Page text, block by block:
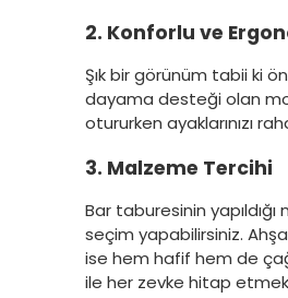
2. Konforlu ve
Şık bir görünüm tabii ki
dayama desteği olan
otururken ayaklarınızı
3. Malzeme Tercihi
Bar taburesinin
seçim yapabilirsiniz.
ise hem hafif hem de
ile her zevke hitap